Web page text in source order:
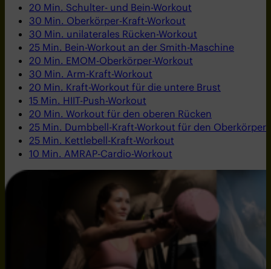
20 Min. Schulter- und Bein-Workout
30 Min. Oberkörper-Kraft-Workout
30 Min. unilaterales Rücken-Workout
25 Min. Bein-Workout an der Smith-Maschine
20 Min. EMOM-Oberkörper-Workout
30 Min. Arm-Kraft-Workout
20 Min. Kraft-Workout für die untere Brust
15 Min. HIIT-Push-Workout
20 Min. Workout für den oberen Rücken
25 Min. Dumbbell-Kraft-Workout für den Oberkörper
25 Min. Kettlebell-Kraft-Workout
10 Min. AMRAP-Cardio-Workout